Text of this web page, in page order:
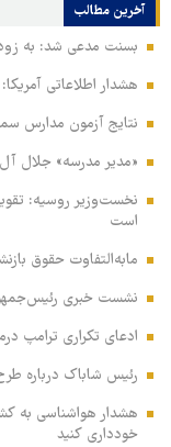
آخرین مطالب
بسنت مدعی شد: به
هشدار اطلاعاتی
نتایج آزمون مدارس
«مدیر مدرسه» جلال
نخست‌وزیر روسیه:‌
است
مابه‌التفاوت حقوق
نشست خبری
ادعای تکراری ترامپ
رئیس شاباک درباره
هشدار هواشناسی به
خودداری کنید